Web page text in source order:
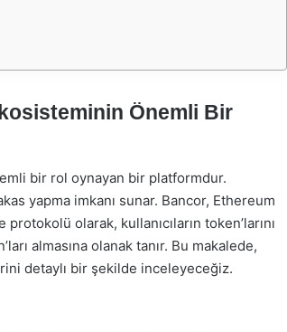
Önemli Bir
bir rol oynayan bir platformdur.
yapma imkanı sunar. Bancor, Ethereum
olarak, kullanıcıların token’larını
almasına olanak tanır. Bu makalede,
detaylı bir şekilde inceleyeceğiz.